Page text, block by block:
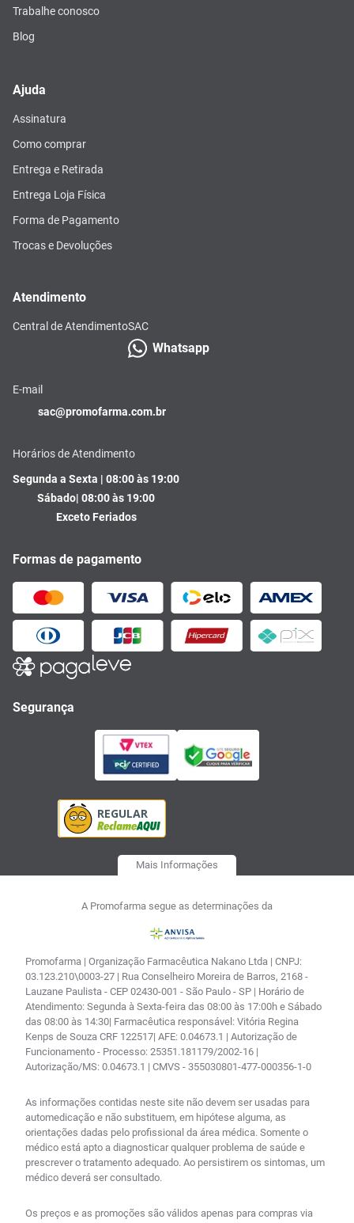
Trabalhe conosco
Blog
Ajuda
Assinatura
Como comprar
Entrega e Retirada
Entrega Loja Física
Forma de Pagamento
Trocas e Devoluções
Atendimento
Central de AtendimentoSAC
Whatsapp
E-mail
sac@promofarma.com.br
Horários de Atendimento
Segunda a Sexta | 08:00 às 19:00
Sábado| 08:00 às 19:00
Exceto Feriados
Formas de pagamento
Segurança
Mais Informações
A Promofarma segue as determinações da
Promofarma | Organização Farmacêutica Nakano Ltda | CNPJ:
03.123.210\0003-27 | Rua Conselheiro Moreira de Barros, 2168 -
Lauzane Paulista - CEP 02430-001 - São Paulo - SP | Horário de
Atendimento: Segunda à Sexta-feira das 08:00 às 17:00h e Sábado
das 08:00 às 14:30| Farmacêutica responsável: Vitória Regina
Kenps de Souza CRF 122517| AFE: 0.04673.1 | Autorização de
Funcionamento - Processo: 25351.181179/2002-16 |
Autorização/MS: 0.04673.1 | CMVS - 355030801-477-000356-1-0
As informações contidas neste site não devem ser usadas para
automedicação e não substituem, em hipótese alguma, as
orientações dadas pelo profissional da área médica. Somente o
médico está apto a diagnosticar qualquer problema de saúde e
prescrever o tratamento adequado. Ao persistirem os sintomas, um
médico deverá ser consultado.
Os preços e as promoções são válidos apenas para compras via